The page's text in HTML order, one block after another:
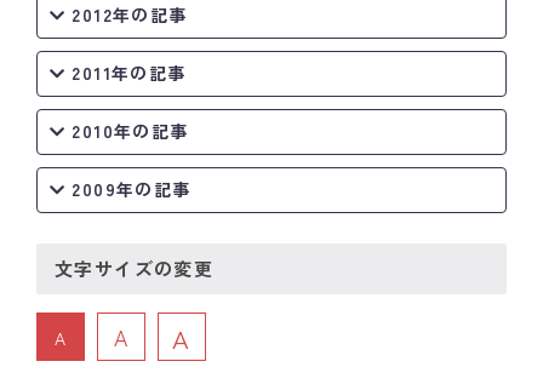
2012年の記事
2011年の記事
2010年の記事
2009年の記事
文字サイズの変更
A A A